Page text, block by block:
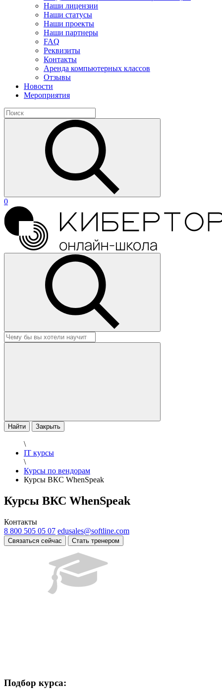
Наши лицензии
Наши статусы
Наши проекты
Наши партнеры
FAQ
Реквизиты
Контакты
Аренда компьютерных классов
Отзывы
Новости
Мероприятия
0
Найти Закрыть
\
IT курсы
\
Курсы по вендорам
Курсы ВКС WhenSpeak
Курсы ВКС WhenSpeak
Контакты
8 800 505 05 07 edusales@softline.com
Связаться сейчас Стать тренером
Подбор курса: